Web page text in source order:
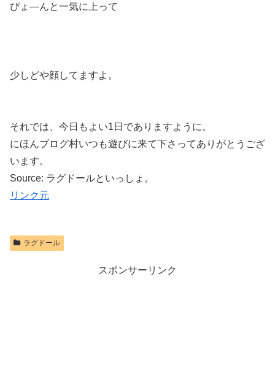
ぴょ―んと一気に上って
少しどや顔してますよ。
それでは、今日もよい1日でありますように。
にほんブログ村いつも遊びに来て下さってありがとうござ
います。
Source: ラグドールといっしょ。
リンク元
ラグドール
スポンサーリンク